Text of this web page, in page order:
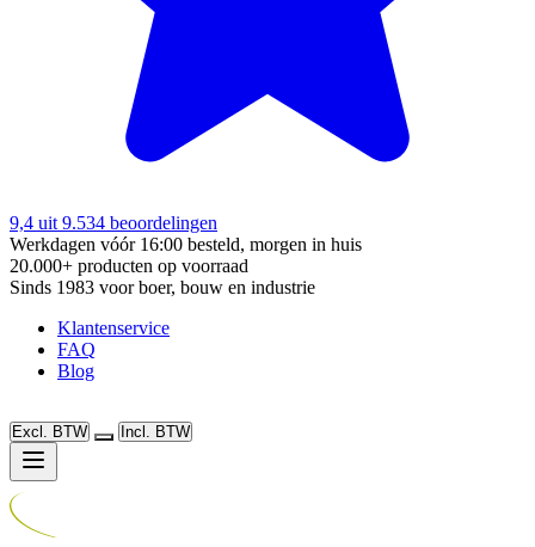
9,4 uit 9.534 beoordelingen
Werkdagen vóór 16:00 besteld, morgen in huis
20.000+ producten op voorraad
Sinds 1983 voor boer, bouw en industrie
Klantenservice
FAQ
Blog
Excl. BTW Incl. BTW